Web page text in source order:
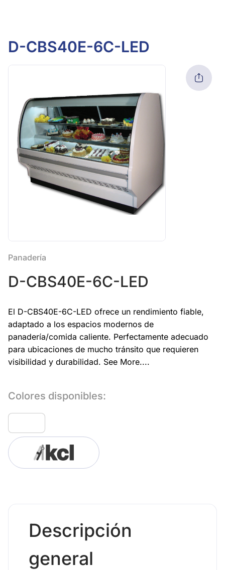
D-CBS40E-6C-LED
Panadería
D-CBS40E-6C-LED
El D-CBS40E-6C-LED ofrece un rendimiento fiable,
adaptado a los espacios modernos de
panadería/comida caliente. Perfectamente adecuado
para ubicaciones de mucho tránsito que requieren
visibilidad y durabilidad. See More....
Colores disponibles:
Descripción
general